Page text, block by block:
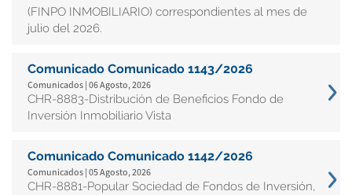
(FINPO INMOBILIARIO) correspondientes al mes de
julio del 2026.
Comunicado Comunicado 1143/2026
Comunicados | 06 Agosto, 2026
CHR-8883-Distribución de Beneficios Fondo de
Inversión Inmobiliario Vista
Comunicado Comunicado 1142/2026
Comunicados | 05 Agosto, 2026
CHR-8881-Popular Sociedad de Fondos de Inversión,